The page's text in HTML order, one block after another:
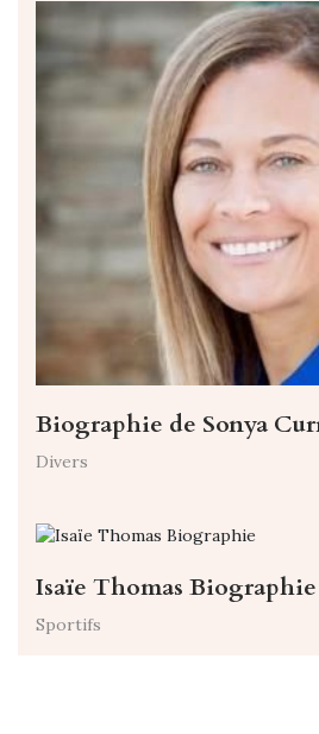
Biographie de Sonya
Divers
Isaïe Thomas Biographie
Sportifs